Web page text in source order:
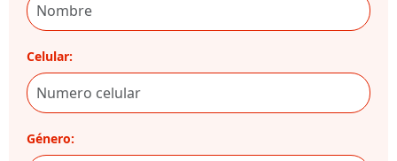
Celular:
Género: